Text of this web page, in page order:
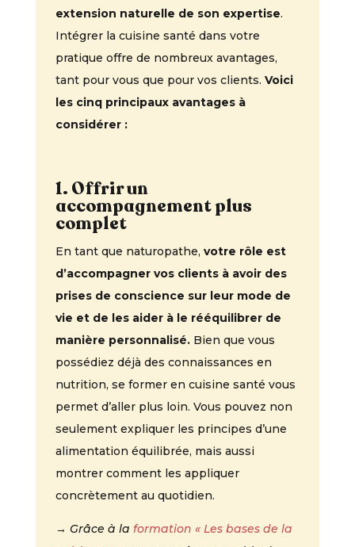
extension naturelle de son expertise.
Intégrer la cuisine santé dans votre
pratique offre de nombreux avantages,
tant pour vous que pour vos clients. Voici
les cinq principaux avantages à
considérer :
1. Offrir un
accompagnement plus
complet
En tant que naturopathe, votre rôle est
d’accompagner vos clients à avoir des
prises de conscience sur leur mode de
vie et de les aider à le rééquilibrer de
manière personnalisé.Bien que vous
possédiez déjà des connaissances en
nutrition, se former en cuisine santé vous
permet d’aller plus loin. Vous pouvez non
seulement expliquer les principes d’une
alimentation équilibrée, mais aussi
montrer comment les appliquer
concrètement au quotidien.
→ Grâce à la formation « Les bases de la